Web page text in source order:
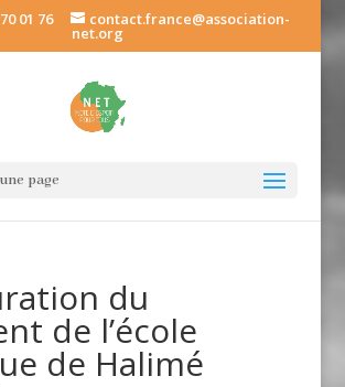
01 76 contact.france@association-
net.org
page
du
de l’école
de Halimé